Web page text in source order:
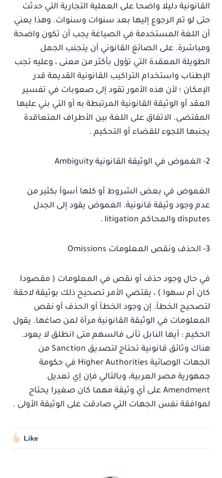
القانونية دليلا واضحا على العملية التجارية التي حدثت
حتى لو تم الرجوع إليها بعد سنوات وسنوات. وهذا يعني
أن اللغة المستخدمة في الصياغة يجب أن تكون واضحة
ومباشرة. على الصائغ القانوني أن يتجنب الجمل
الطويلة المعقدة التي تؤول بأكثر من معنى ، وعليه تجب
الإطناب واستخدام التراكيب القانونية القديمة قدر
الإمكان ؛ لأن هذه الأمور تقود إلى صعوبات في تفسير
العقد أو الوثيقة القانونية المرتبطة به أو التي بني عليها
المقتضى. الاتفاق على اللغة بين الأطراف المتعاقدة
يجنبها اللجوء للقضاء أو التحكيم .
2- الغموض في الوثيقة القانونية Ambiguity
الغموض في بعض الشروط أو كلها أسوأ بكثير من
عدم وجود وثيقة قانونية. الغموض يقود إلى الجدل
disputes والمحاكم litigation .
3- الحذف ونقص المعلومات Omissions
في حال وجود حذف أو نقص في المعلومات ( مقصودا
كان أم سهوا ) ، يقتضي الأمر تصحيح ذلك بوثيقة لاحقة
لتصحيح الخطأ. إن وجود الخطأ أو الحذف أو نقص
المعلومات في الوثيقة القانونية مرآة لمن صاغها. يقول
الحكيم : أيها النابل تأنى فالسهم متى انطلق لا يعود.
هناك وثائق قانونية تحتاج لتصديق Sanction من
الجهات الوصائية Higher Authorities في حكومة
جمهورية مصر العربية، وبالتالي فإن إي تعديل
Amendment على أي وثيقة مهما كان صغيرا يحتاج
لموافقة نفس الجهات التي صادقت على الوثيقة الأولى .
Like